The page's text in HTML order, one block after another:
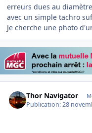
erreurs dues au
avec un simple tachro
Je cherche une photo
Thor Navigator
Publication:28